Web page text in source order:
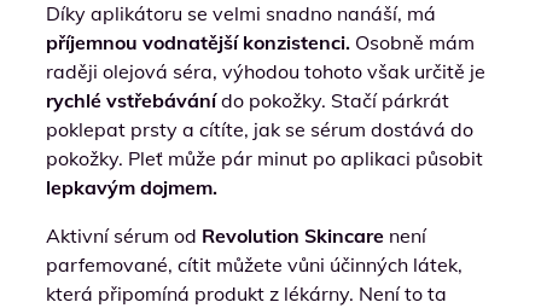
Díky aplikátoru se velmi snadno nanáší, má
příjemnou vodnatější konzistenci. Osobně mám
raději olejová séra, výhodou tohoto však určitě je
rychlé vstřebávánído pokožky. Stačí párkrát
poklepat prsty a cítíte, jak se sérum dostává do
pokožky. Pleť může pár minut po aplikaci působit
lepkavým dojmem.
Aktivní sérum od Revolution Skincare není
parfemované, cítit můžete vůni účinných látek,
která připomíná produkt z lékárny. Není to ta